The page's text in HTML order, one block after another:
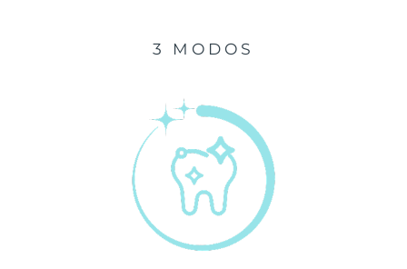
3 MODOSEntrega prevista
Entrega prevista
Entrega prevista
Entrega prevista